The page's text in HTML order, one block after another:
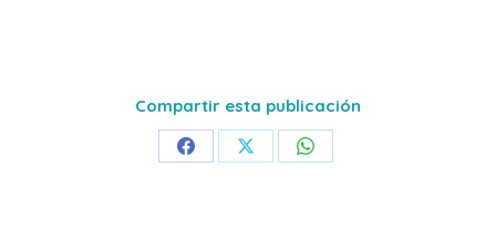
Compartir esta publicación
Share Share Share